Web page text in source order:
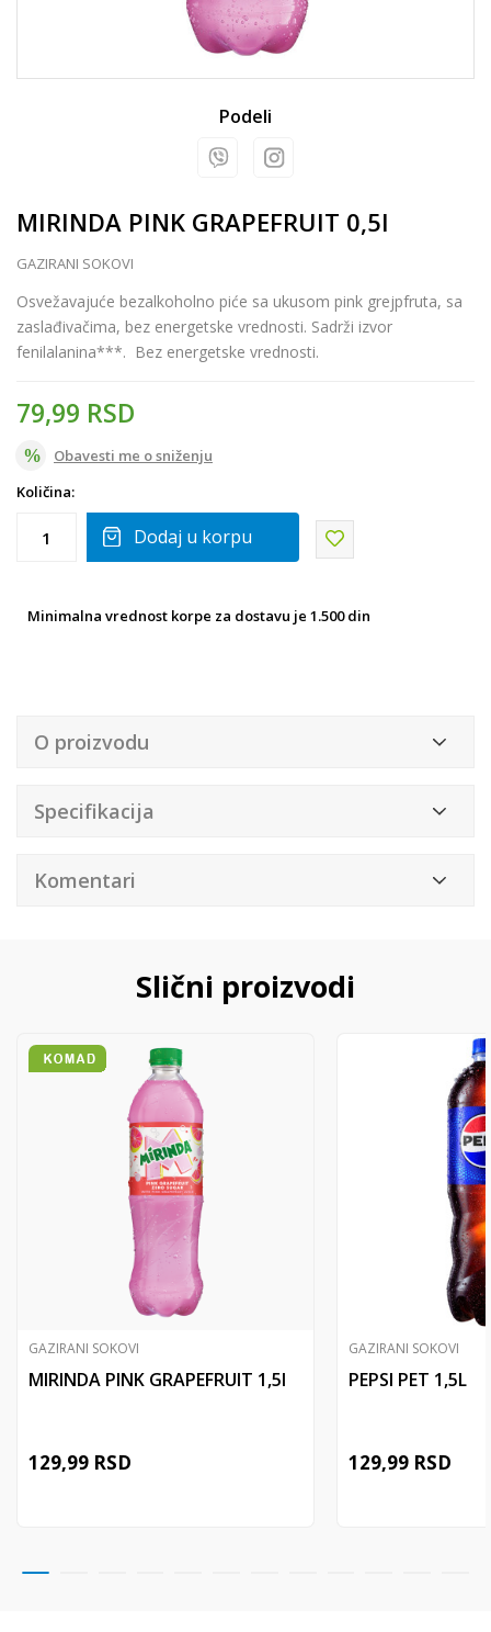
Podeli
MIRINDA PINK GRAPEFRUIT 0,5l
GAZIRANI SOKOVI
Osvežavajuće bezalkoholno piće sa ukusom pink grejpfruta, sa
zaslađivačima, bez energetske vrednosti. Sadrži izvor
fenilalanina***. Bez energetske vrednosti.
79,99 RSD
Obavesti me o sniženju
Količina:
Dodaj u korpu
Minimalna vrednost korpe za dostavu je 1.500 din
O proizvodu
Specifikacija
Komentari
Slični proizvodi
GAZIRANI SOKOVI
MIRINDA PINK GRAPEFRUIT 1,5l
129,99 RSD
GAZIRANI SOKOVI
PEPSI PET 1,5L
129,99 RSD